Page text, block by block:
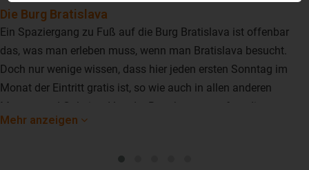
Die Burg Bratislava
Ein Spaziergang zu Fuß auf die Burg Bratislava ist offenbar
das, was man erleben muss, wenn man Bratislava besucht.
Doch nur wenige wissen, dass hier jeden ersten Sonntag im
Monat der Eintritt gratis ist, so wie auch in allen anderen
Museen und Galerien. Von der Burg kann man fast die ganze
Stadt überblicken, auch eines der Wahrzeichen von Bratislava
Mehr anzeigen